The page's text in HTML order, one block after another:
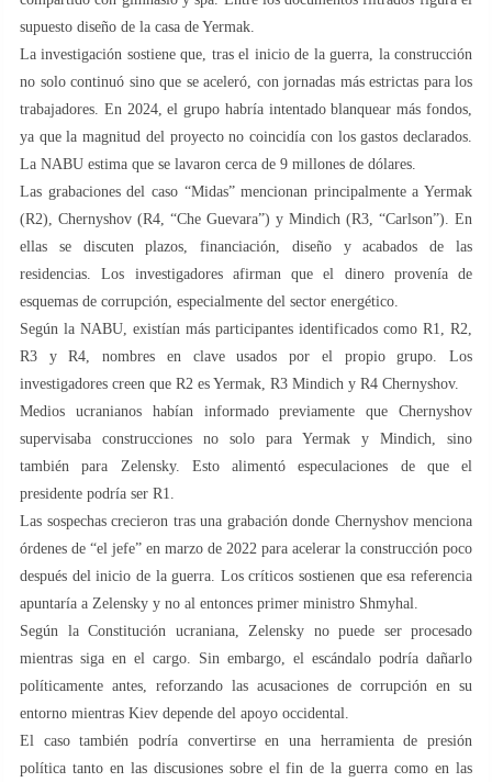
supuesto diseño de la casa de Yermak.
La investigación sostiene que, tras el inicio de la guerra, la construcción
no solo continuó sino que se aceleró, con jornadas más estrictas para los
trabajadores. En 2024, el grupo habría intentado blanquear más fondos,
ya que la magnitud del proyecto no coincidía con los gastos declarados.
La NABU estima que se lavaron cerca de 9 millones de dólares.
Las grabaciones del caso “Midas” mencionan principalmente a Yermak
(R2), Chernyshov (R4, “Che Guevara”) y Mindich (R3, “Carlson”). En
ellas se discuten plazos, financiación, diseño y acabados de las
residencias. Los investigadores afirman que el dinero provenía de
esquemas de corrupción, especialmente del sector energético.
Según la NABU, existían más participantes identificados como R1, R2,
R3 y R4, nombres en clave usados por el propio grupo. Los
investigadores creen que R2 es Yermak, R3 Mindich y R4 Chernyshov.
Medios ucranianos habían informado previamente que Chernyshov
supervisaba construcciones no solo para Yermak y Mindich, sino
también para Zelensky. Esto alimentó especulaciones de que el
presidente podría ser R1.
Las sospechas crecieron tras una grabación donde Chernyshov menciona
órdenes de “el jefe” en marzo de 2022 para acelerar la construcción poco
después del inicio de la guerra. Los críticos sostienen que esa referencia
apuntaría a Zelensky y no al entonces primer ministro Shmyhal.
Según la Constitución ucraniana, Zelensky no puede ser procesado
mientras siga en el cargo. Sin embargo, el escándalo podría dañarlo
políticamente antes, reforzando las acusaciones de corrupción en su
entorno mientras Kiev depende del apoyo occidental.
El caso también podría convertirse en una herramienta de presión
política tanto en las discusiones sobre el fin de la guerra como en las